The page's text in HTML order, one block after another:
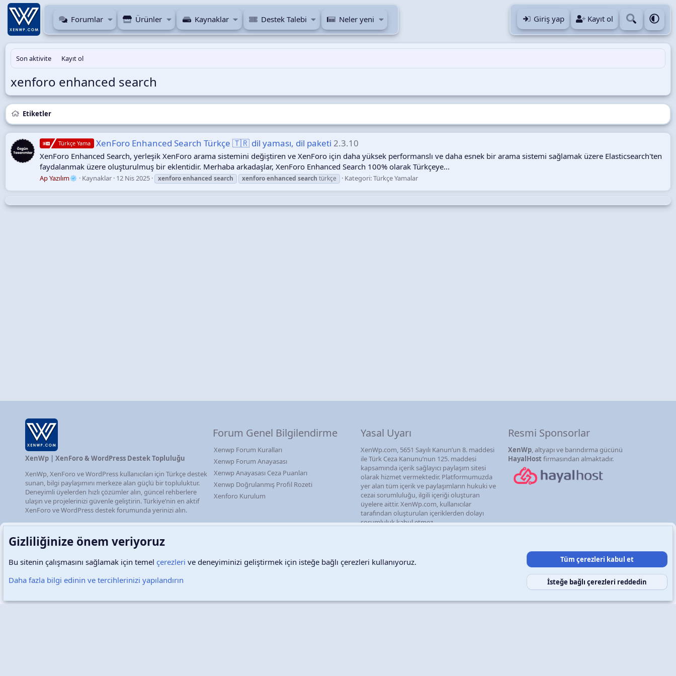
Forumlar Ürünler Kaynaklar Destek Talebi Neler yeni Giriş yap Kayıt ol
Son aktivite Kayıt ol
xenforo enhanced search
Etiketler
Türkçe Yama XenForo Enhanced Search Türkçe 🇹🇷 dil yaması, dil paketi 2.3.10
XenForo Enhanced Search, yerleşik XenForo arama sistemini değiştiren ve XenForo için daha yüksek performanslı ve daha esnek bir arama sistemi sağlamak üzere Elasticsearch'ten
faydalanmak üzere oluşturulmuş bir eklentidir. Merhaba arkadaşlar, XenForo Enhanced Search 100% olarak Türkçeye...
Ap Yazılım Kaynaklar 12 Nis 2025 xenforoenhanced search xenforoenhanced search türkçe Kategori:Türkçe Yamalar
XenWp | XenForo & WordPress Destek Topluluğu
XenWp, XenForo ve WordPress kullanıcıları için Türkçe destek
sunan, bilgi paylaşımını merkeze alan güçlü bir topluluktur.
Deneyimli üyelerden hızlı çözümler alın, güncel rehberlere
ulaşın ve projelerinizi güvenle geliştirin. Türkiye’nin en aktif
XenForo ve WordPress destek forumunda yerinizi alın.
Forum Genel Bilgilendirme
Xenwp Forum Kuralları
Xenwp Forum Anayasası
Xenwp Anayasası Ceza Puanları
Xenwp Doğrulanmış Profil Rozeti
Xenforo Kurulum
Yasal Uyarı
XenWp.com, 5651 Sayılı Kanun’un 8. maddesi
ile Türk Ceza Kanunu’nun 125. maddesi
kapsamında içerik sağlayıcı paylaşım sitesi
olarak hizmet vermektedir. Platformumuzda
yer alan tüm içerik ve paylaşımların hukuki ve
cezai sorumluluğu, ilgili içeriği oluşturan
üyelere aittir. XenWp.com, kullanıcılar
tarafından oluşturulan içeriklerden dolayı
sorumluluk kabul etmez.
Resmi Sponsorlar
XenWp, altyapı ve barındırma gücünü
HayalHost firmasından almaktadır.
Türkçe (TR) Çerezler Destek talepleri Gizlilik politikası Yardım Ana sayfa
Gizliliğinize önem veriyoruz
Bu sitenin çalışmasını sağlamak için temel çerezleri ve deneyiminizi geliştirmek için isteğe bağlı çerezleri kullanıyoruz.
Daha fazla bilgi edinin ve tercihlerinizi yapılandırın
Tüm çerezleri kabul et
İsteğe bağlı çerezleri reddedin